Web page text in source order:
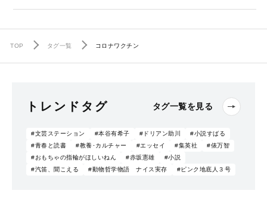
TOP タグ一覧 コロナワクチン
トレンドタグ タグ一覧を見る
#文芸ステーション #本谷有希子 #ドリアン助川
#小説すばる
#青春と読書
#教養･カルチャー #エッセイ #集英社
#俵万智
#おもちゃの指輪がほしいねん
#赤坂憲雄
#小説
#汽笛、聞こえる
#動物哲学物語 ナイス実存 #ピンク地底人３号